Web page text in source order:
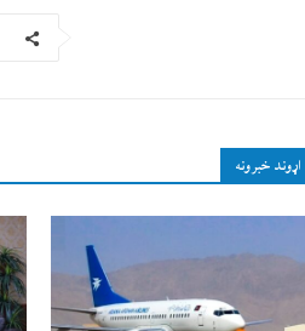
اړوند خبرونه